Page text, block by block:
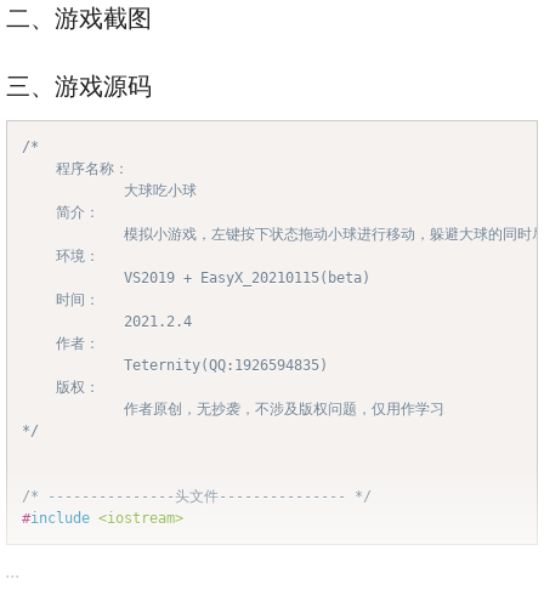
二、游戏截图
三、游戏源码
/*
*/
/* ---------------头文件--------------- */
#include <iostream>
...